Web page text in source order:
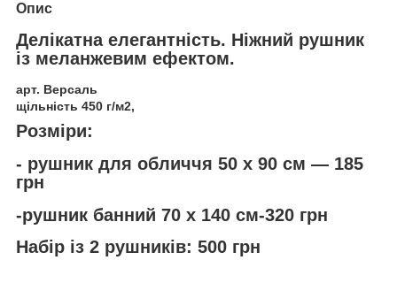
Опис
Делікатна елегантність. Ніжний рушник
із меланжевим ефектом.
арт. Версаль
щільність 450 г/м2,
Розміри:
- рушник для обличчя 50 х 90 см — 185
грн
-рушник банний 70 х 140 см-320 грн
Набір із 2 рушників: 500 грн